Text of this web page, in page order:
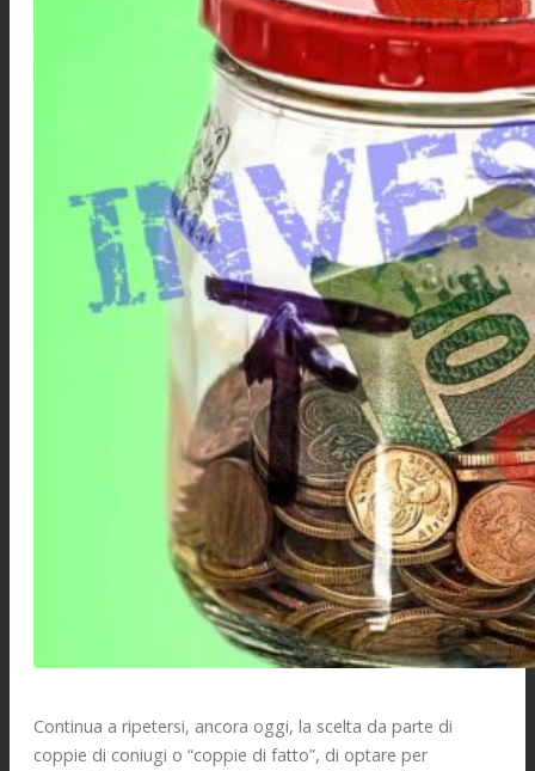
Continua a ripetersi, ancora oggi, la scelta da parte di
coppie di coniugi o “coppie di fatto”, di optare per